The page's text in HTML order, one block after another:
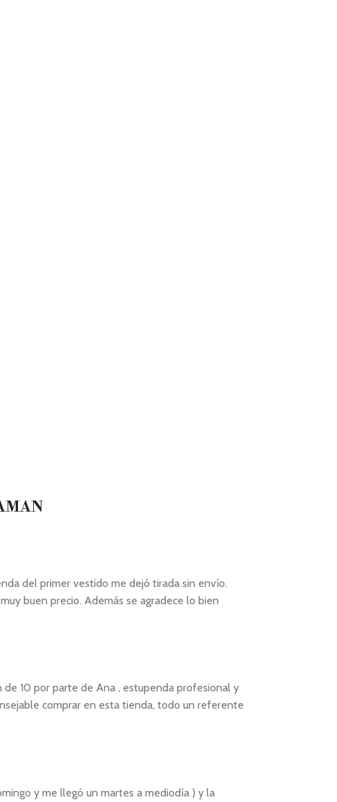
del primer vestido me dejó tirada sin envío.
buen precio. Además se agradece lo bien
de 10 por parte de Ana , estupenda profesional y
comprar en esta tienda, todo un referente
y me llegó un martes a mediodía ) y la